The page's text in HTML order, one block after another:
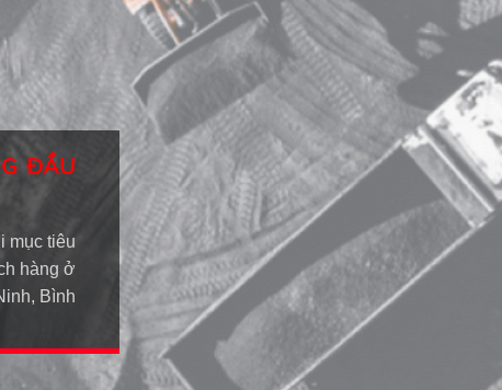
ĐẦU
mục tiêu
hàng ở
Bình